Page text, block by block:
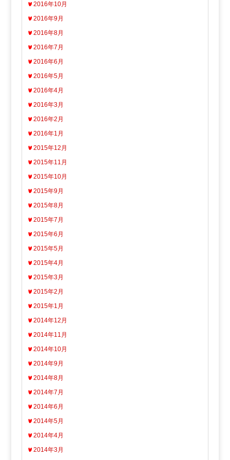
2016年10月
2016年9月
2016年8月
2016年7月
2016年6月
2016年5月
2016年4月
2016年3月
2016年2月
2016年1月
2015年12月
2015年11月
2015年10月
2015年9月
2015年8月
2015年7月
2015年6月
2015年5月
2015年4月
2015年3月
2015年2月
2015年1月
2014年12月
2014年11月
2014年10月
2014年9月
2014年8月
2014年7月
2014年6月
2014年5月
2014年4月
2014年3月